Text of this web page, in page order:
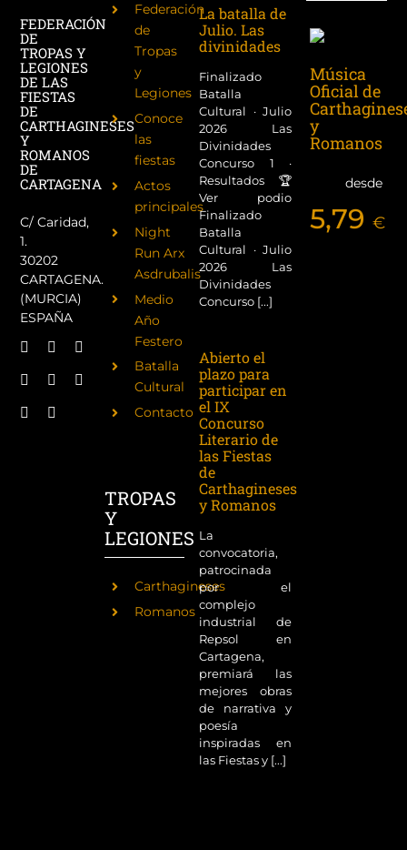
FEDERACIÓN
DE
TROPAS Y
LEGIONES
DE LAS
FIESTAS
DE
CARTHAGINESES
Y
ROMANOS
DE
CARTAGENA
C/ Caridad,
1.
30202
CARTAGENA.
(MURCIA)
ESPAÑA
Federación
de
Tropas
y
Legiones
Conoce
las
fiestas
Actos
principales
Night
Run Arx
Asdrubalis
Medio
Año
Festero
Batalla
Cultural
Contacto
TROPAS
Y
LEGIONES
Carthagineses
Romanos
La batalla de
Julio. Las
divinidades
Finalizado
Batalla
Cultural · Julio
2026 Las
Divinidades
Concurso 1 ·
Resultados 🏆
Ver podio
Finalizado
Batalla
Cultural · Julio
2026 Las
Divinidades
Concurso [...]
Abierto el
plazo para
participar en
el IX
Concurso
Literario de
las Fiestas
de
Carthagineses
y Romanos
La
convocatoria,
patrocinada
por el
complejo
industrial de
Repsol en
Cartagena,
premiará las
mejores obras
de narrativa y
poesía
inspiradas en
las Fiestas y [...]
Música
Oficial de
y
Romanos
desde
5,79€